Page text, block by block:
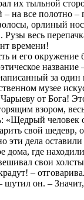
их тыльной
на все полотно –
орлиный
весь
времени!
и его окружение
за один
музее
от Бога!
взором,
человек
свой шедевр,
эти дела
дома, где
свои
–
он. –